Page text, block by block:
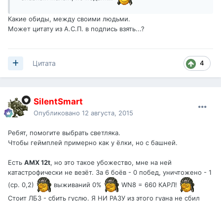
Какие обиды, между своими людьми.
Может цитату из А.С.П. в подпись взять...?
4
Цитата
SilentSmart
Опубликовано 12 августа, 2015
Ребят, помогите выбрать светляка.
Чтобы геймплей примерно как у ёлки, но с башней.
Есть АМХ 12t, но это такое убожество, мне на ней
катастрофически не везёт. За 6 боёв - 0 побед, уничтожено - 1
(ср. 0,2)
выживаний 0%
WN8 = 660 КАРЛ!
Стоит ЛБЗ - сбить гуслю. Я НИ РАЗУ из этого гуана не сбил